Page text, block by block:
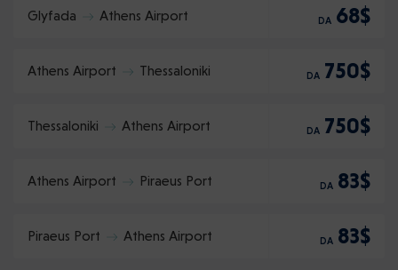
Glyfada Athens Airport DA 68$
Athens Airport Thessaloniki DA 750$
Thessaloniki Athens Airport DA 750$
Athens Airport Piraeus Port DA 83$
Piraeus Port Athens Airport DA 83$